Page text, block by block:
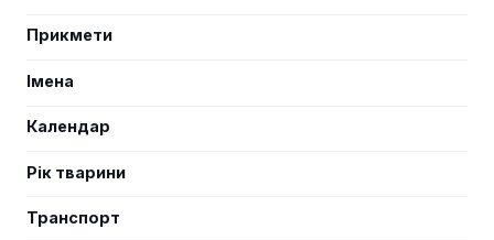
Прикмети
Імена
Календар
Рік тварини
Транспорт